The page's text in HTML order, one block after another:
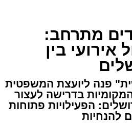
הסעת, הלנת והעסקת
במעצר
התברר כמוצדק
התברר: תכנן פיגוע |
מתרחב:
אירועי בין
פנה ליועצת המשפטית
בדרישה לעצור
הפעילויות פתוחות
להנחיות